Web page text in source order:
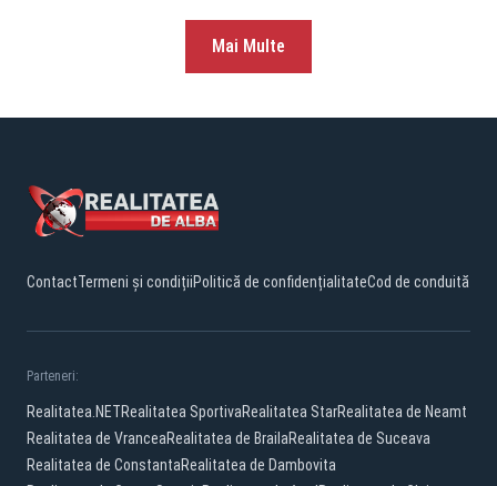
Mai Multe
ContactTermeni și condițiiPolitică de confidențialitateCod de conduită
Parteneri:
Realitatea.NETRealitatea SportivaRealitatea StarRealitatea de Neamt
Realitatea de VranceaRealitatea de BrailaRealitatea de Suceava
Realitatea de ConstantaRealitatea de Dambovita